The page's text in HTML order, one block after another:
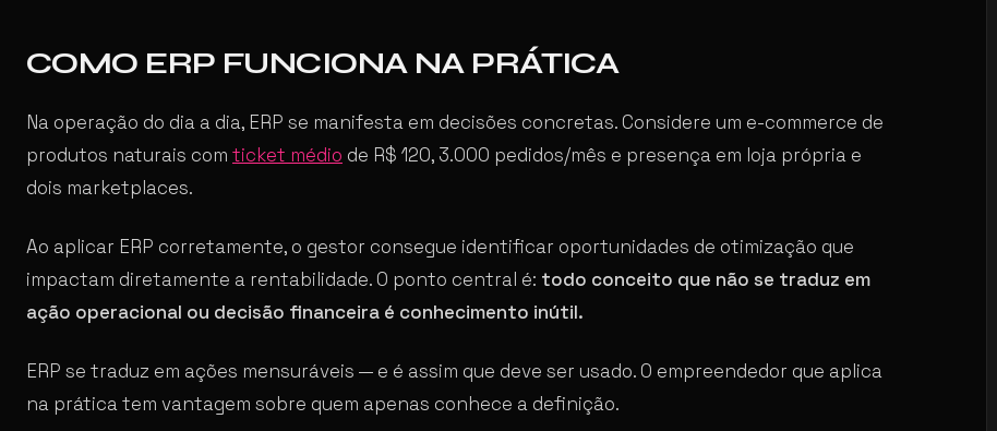
COMO ERP FUNCIONA NA PRÁTICA
Na operação do dia a dia, ERP se manifesta em decisões concretas. Considere um e-commerce de
produtos naturais com ticket médio de R$ 120, 3.000 pedidos/mês e presença em loja própria e
dois marketplaces.
Ao aplicar ERP corretamente, o gestor consegue identificar oportunidades de otimização que
impactam diretamente a rentabilidade. O ponto central é: todo conceito que não se traduz em
ação operacional ou decisão financeira é conhecimento inútil.
ERP se traduz em ações mensuráveis — e é assim que deve ser usado. O empreendedor que aplica
na prática tem vantagem sobre quem apenas conhece a definição.